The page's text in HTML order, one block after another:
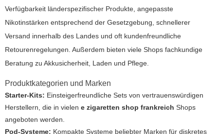
Verfügbarkeit länderspezifischer Produkte, angepasste
Nikotinstärken entsprechend der Gesetzgebung, schnellerer
Versand innerhalb des Landes und oft kundenfreundliche
Retourenregelungen. Außerdem bieten viele Shops fachkundige
Beratung zu Akkusicherheit, Laden und Pflege.
Produktkategorien und Marken
Starter-Kits: Einsteigerfreundliche Sets von vertrauenswürdigen
Herstellern, die in vielen e zigaretten shop frankreich Shops
angeboten werden.
Pod-Systeme: Kompakte Systeme beliebter Marken für diskretes